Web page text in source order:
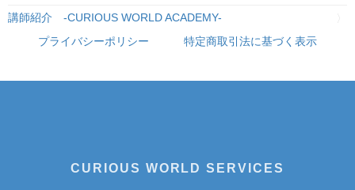
講師紹介 -CURIOUS WORLD ACADEMY-
プライバシーポリシー
特定商取引法に基づく表示
CURIOUS WORLD SERVICES